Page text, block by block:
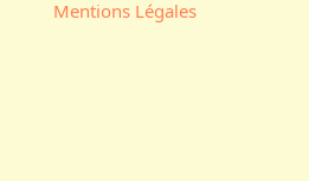
Mentions Légales